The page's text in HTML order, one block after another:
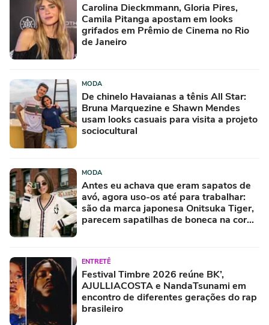
Carolina Dieckmmann, Gloria Pires,
Camila Pitanga apostam em looks
grifados em Prêmio de Cinema no Rio
de Janeiro
MODA
De chinelo Havaianas a tênis All Star:
Bruna Marquezine e Shawn Mendes
usam looks casuais para visita a projeto
sociocultural
MODA
Antes eu achava que eram sapatos de
avó, agora uso-os até para trabalhar:
são da marca japonesa Onitsuka Tiger,
parecem sapatilhas de boneca na cor
ENTRETÊ
Festival Timbre 2026 reúne BK’,
AJULLIACOSTA e NandaTsunami em
encontro de diferentes gerações do rap
brasileiro